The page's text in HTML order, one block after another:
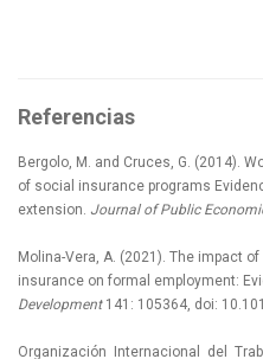
Referencias
Bergolo, M. and Cruces, G. (2014).
of social insurance programs
extension. Journal of Public
Molina-Vera, A. (2021). The impact
insurance on formal employment:
Development 141: 105364, doi:
Organización Internacional del